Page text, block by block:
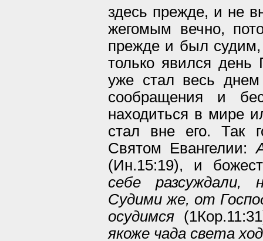
здесь прежде, и не
жегомым вечно,
прежде и был судим,
только явился день
уже стал весь
сообращения и
находиться в мире
стал вне его. Так
Святом Евангелии:
(Ин.15:19), и
себе
Судими же, от
осудимся
якоже чада света